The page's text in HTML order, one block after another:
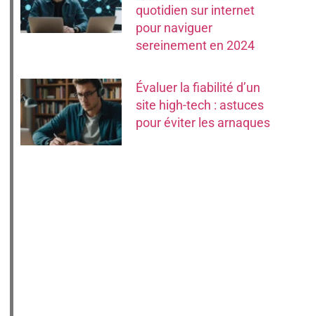
quotidien sur internet
pour naviguer
sereinement en 2024
Évaluer la fiabilité d’un
site high-tech : astuces
pour éviter les arnaques